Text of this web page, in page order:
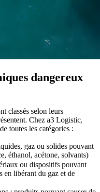
dangereux
classés selon leurs
Chez a3 Logistic,
toutes les catégories :
gaz ou solides pouvant
éthanol, acétone, solvants)
ou dispositifs pouvant
en libérant du gaz et de